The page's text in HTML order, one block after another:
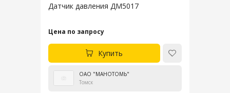
Датчик давления ДМ5017
Цена по запросу
Купить
ОАО "МАНОТОМЬ"
Томск